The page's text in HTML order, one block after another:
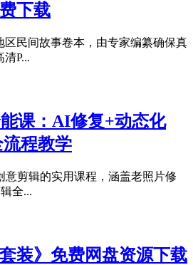
下载
区民间故事卷本，由专家编纂确保真
P...
课：AI修复+动态化
程教学
剪辑的实用课程，涵盖老照片修
全...
装》免费网盘资源下载